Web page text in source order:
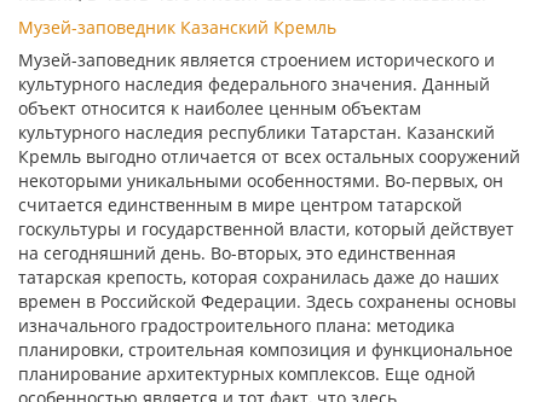
Музей-заповедник Казанский Кремль
Музей-заповедник является строением исторического и
культурного наследия федерального значения. Данный
объект относится к наиболее ценным объектам
культурного наследия республики Татарстан. Казанский
Кремль выгодно отличается от всех остальных сооружений
некоторыми уникальными особенностями. Во-первых, он
считается единственным в мире центром татарской
госкультуры и государственной власти, который действует
на сегодняшний день. Во-вторых, это единственная
татарская крепость, которая сохранилась даже до наших
времен в Российской Федерации. Здесь сохранены основы
изначального градостроительного плана: методика
планировки, строительная композиция и функциональное
планирование архитектурных комплексов. Еще одной